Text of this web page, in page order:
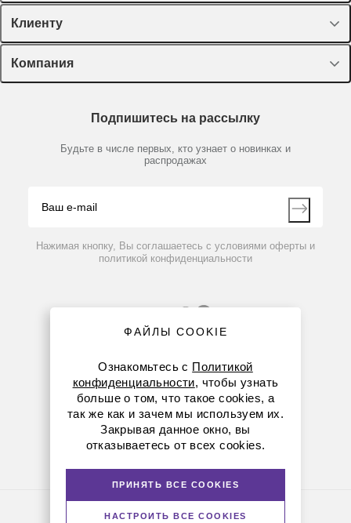
Спецпредложения
Оборудование, приборы
Пластик, стекло, принадлежности
Химические реактивы, препараты, наборы
Производители
Клиенту
Лекторий Диаэм
Доставка и оплата
Мобильное приложение
Компания
Партнеры
Контакты
Подпишитесь на рассылку
Будьте в числе первых, кто узнает о новинках и
распродажах
Нажимая кнопку, Вы соглашаетесь с условиями оферты и
политикой конфиденциальности
8 (800) 234-05-08
8-863-303-55-00
ФАЙЛЫ COOKIE
Ознакомьтесь с Политикой
конфиденциальности, чтобы узнать
больше о том, что такое cookies, а
так же как и зачем мы используем их.
Закрывая данное окно, вы
отказываетесь от всех cookies.
ПРИНЯТЬ ВСЕ COOKIES
НАСТРОИТЬ ВСЕ COOKIES